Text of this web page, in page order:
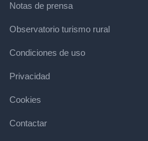
Notas de prensa
Observatorio turismo rural
Condiciones de uso
Privacidad
Cookies
Contactar